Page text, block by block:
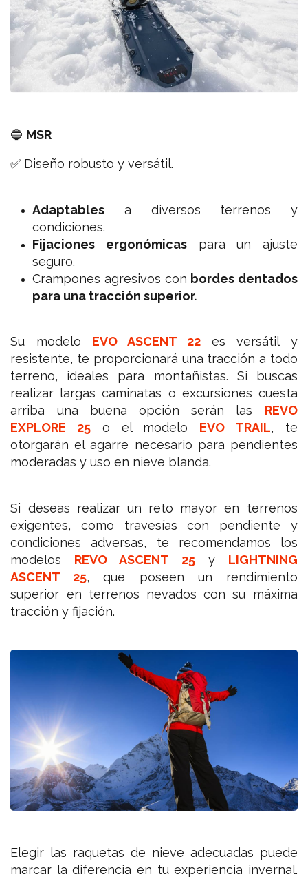
🔵 MSR
✅ Diseño robusto y versátil.
Adaptables a diversos terrenos y
condiciones.
Fijaciones ergonómicaspara un ajuste
seguro.
Crampones agresivos con bordes dentados
para una tracción superior.
Su modelo EVO ASCENT 22 es versátil y
resistente, te proporcionará una tracción a todo
terreno, ideales para montañistas. Si buscas
realizar largas caminatas o excursiones cuesta
arriba una buena opción serán las REVO
EXPLORE 25 o el modelo EVO TRAIL, te
otorgarán el agarre necesario para pendientes
moderadas y uso en nieve blanda.
Si deseas realizar un reto mayor en terrenos
exigentes, como travesías con pendiente y
condiciones adversas, te recomendamos los
modelos REVO ASCENT 25y LIGHTNING
ASCENT 25, que poseen un rendimiento
superior en terrenos nevados con su máxima
tracción y fijación.
Elegir las raquetas de nieve adecuadas puede
marcar la diferencia en tu experiencia invernal.